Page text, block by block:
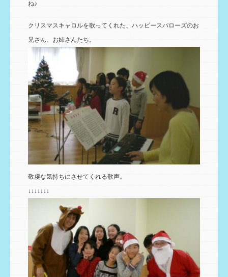
ね♪
クリスマスキャロルを歌ってくれた、ハッピースパローズのお
兄さん、お姉さんたち。
敬虔な気持ちにさせてくれる歌声。
↓↓↓↓↓↓↓